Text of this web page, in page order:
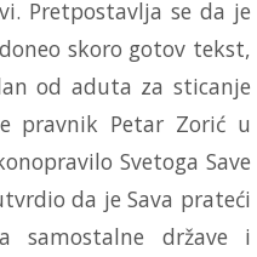
Pretpostavlja se da je
skoro gotov tekst,
od aduta za sticanje
pravnik Petar Zorić u
Svetoga Save
da je Sava prateći
samostalne države i